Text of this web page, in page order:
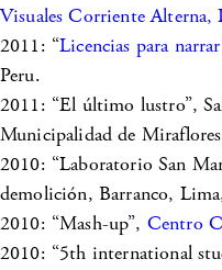
Visuales Corriente Alterna,
2011: “Licencias para narrar
Peru.
2011: “El último lustro”,
Municipalidad de
2010: “Laboratorio San
demolición, Barranco,
2010: “Mash-up”, Centro
2010: “5th international